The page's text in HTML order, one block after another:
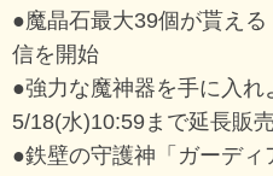
●魔晶石最大39個が貰え
信を開始
●強力な魔神器を手に入れ
5/18(水)10:59まで延長販売
●鉄壁の守護神「ガーディ